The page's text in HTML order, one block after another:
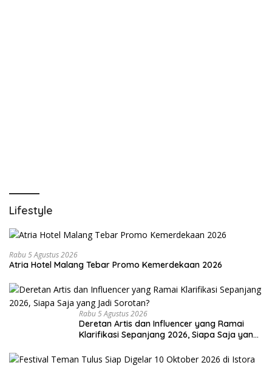
Lifestyle
Rabu 5 Agustus 2026
Atria Hotel Malang Tebar Promo Kemerdekaan 2026
Rabu 5 Agustus 2026
Deretan Artis dan Influencer yang Ramai
Klarifikasi Sepanjang 2026, Siapa Saja yang